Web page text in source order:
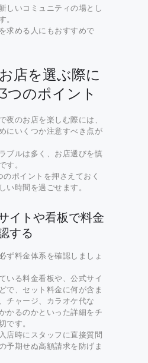
しいコミュニティの場とし
。
求める人にもおすすめで
店を選ぶ際に
つのポイント
夜のお店を楽しむ際には、
にいくつか注意すべき点が
ブルは多く、お店選びを慎
す。
ポイントを押さえておく
い時間を過ごせます。
イトや看板で料金
する
ず料金体系を確認しましょ
いる料金看板や、公式サイ
で、セット料金に何が含ま
チャージ、カラオケ代な
かるのかといった詳細をチ
です。
店時にスタッフに直接質問
予期せぬ高額請求を防げま